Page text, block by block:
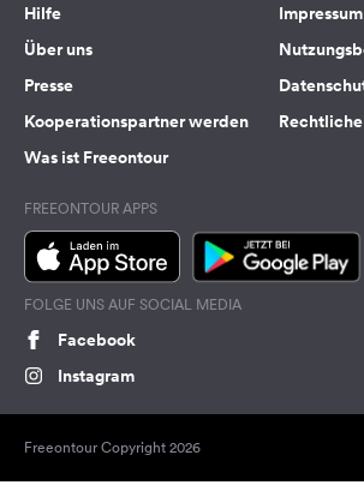
Hilfe
Über uns
Presse
Kooperationspartner werden
Was ist Freeontour
Impressum
FREEONTOUR APPS
FOLGE UNS AUF SOCIAL MEDIA
Facebook
Instagram
Freeontour Copyright 2026